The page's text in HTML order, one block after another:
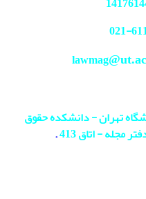
021
تهران - دانشکده حقوق
.